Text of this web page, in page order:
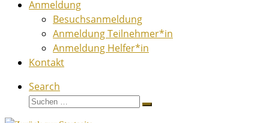
Anmeldung
Besuchsanmeldung
Anmeldung Teilnehmer*in
Anmeldung Helfer*in
Kontakt
Search
Suche
Suchen …